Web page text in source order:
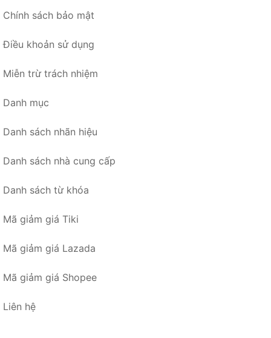
Chính sách bảo mật
Điều khoản sử dụng
Miễn trừ trách nhiệm
Danh mục
Danh sách nhãn hiệu
Danh sách nhà cung cấp
Danh sách từ khóa
Mã giảm giá Tiki
Mã giảm giá Lazada
Mã giảm giá Shopee
Liên hệ